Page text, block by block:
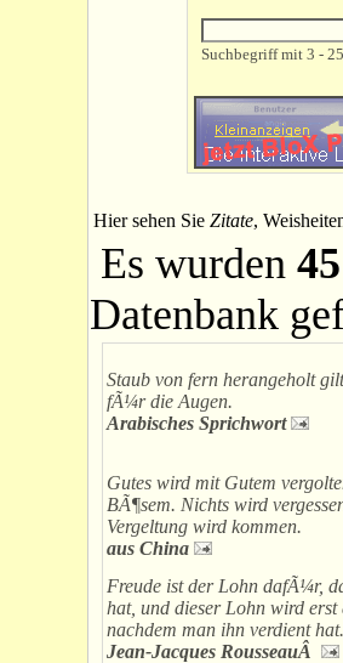
Suchbegriff mit 3 -
Hier sehen Sie Zitate,
Es wurden 45
Datenbank
Staub von fern herangeholt
fÃ¼r die Augen.
Arabisches Sprichwort
Gutes wird mit Gutem
BÃ¶sem. Nichts wird
Vergeltung wird kommen.
aus China
Freude ist der Lohn dafÃ¼r,
hat, und dieser Lohn wird erst
nachdem man ihn verdient hat.
Jean-Jacques RousseauÂ